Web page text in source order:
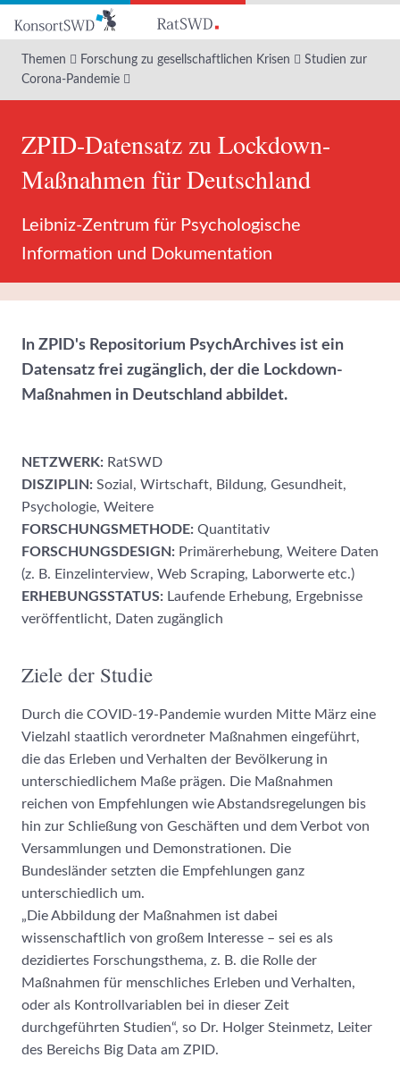
Hauptinhalt
Themen Forschung zu gesellschaftlichen Krisen
Studien zur
Corona-Pandemie
ZPID-Datensatz zu Lockdown-
Maßnahmen für Deutschland
Leibniz-Zentrum für Psychologische
Information und Dokumentation
In ZPID's Repositorium PsychArchives ist ein
Datensatz frei zugänglich, der die Lockdown-
Maßnahmen in Deutschland abbildet.
NETZWERK: RatSWD
DISZIPLIN: Sozial, Wirtschaft, Bildung, Gesundheit,
Psychologie, Weitere
FORSCHUNGSMETHODE: Quantitativ
FORSCHUNGSDESIGN: Primärerhebung, Weitere Daten
(z. B. Einzelinterview, Web Scraping, Laborwerte etc.)
ERHEBUNGSSTATUS: Laufende Erhebung, Ergebnisse
veröffentlicht, Daten zugänglich
Ziele der Studie
Durch die COVID-19-Pandemie wurden Mitte März eine
Vielzahl staatlich verordneter Maßnahmen eingeführt,
die das Erleben und Verhalten der Bevölkerung in
unterschiedlichem Maße prägen. Die Maßnahmen
reichen von Empfehlungen wie Abstandsregelungen bis
hin zur Schließung von Geschäften und dem Verbot von
Versammlungen und Demonstrationen. Die
Bundesländer setzten die Empfehlungen ganz
unterschiedlich um.
„Die Abbildung der Maßnahmen ist dabei
wissenschaftlich von großem Interesse – sei es als
dezidiertes Forschungsthema, z. B. die Rolle der
Maßnahmen für menschliches Erleben und Verhalten,
oder als Kontrollvariablen bei in dieser Zeit
durchgeführten Studien“, so Dr. Holger Steinmetz, Leiter
des Bereichs Big Data am ZPID.